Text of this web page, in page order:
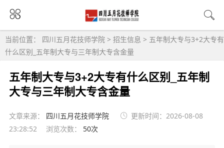
当前位置： 四川五月花技师学院 > 招生信息 > 五年制大专与3+2大专有
什么区别_五年制大专与三年制大专含金量
五年制大专与3+2大专有什么区别_五年制
大专与三年制大专含金量
文章来源： 四川五月花技师学院
更新时间：2026-08-08
23:28:52
浏览次数： 50次